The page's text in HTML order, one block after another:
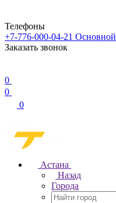
Телефоны
+7-776-000-04-21 Основной
Заказать звонок
0
0
0
Астана
Назад
Города